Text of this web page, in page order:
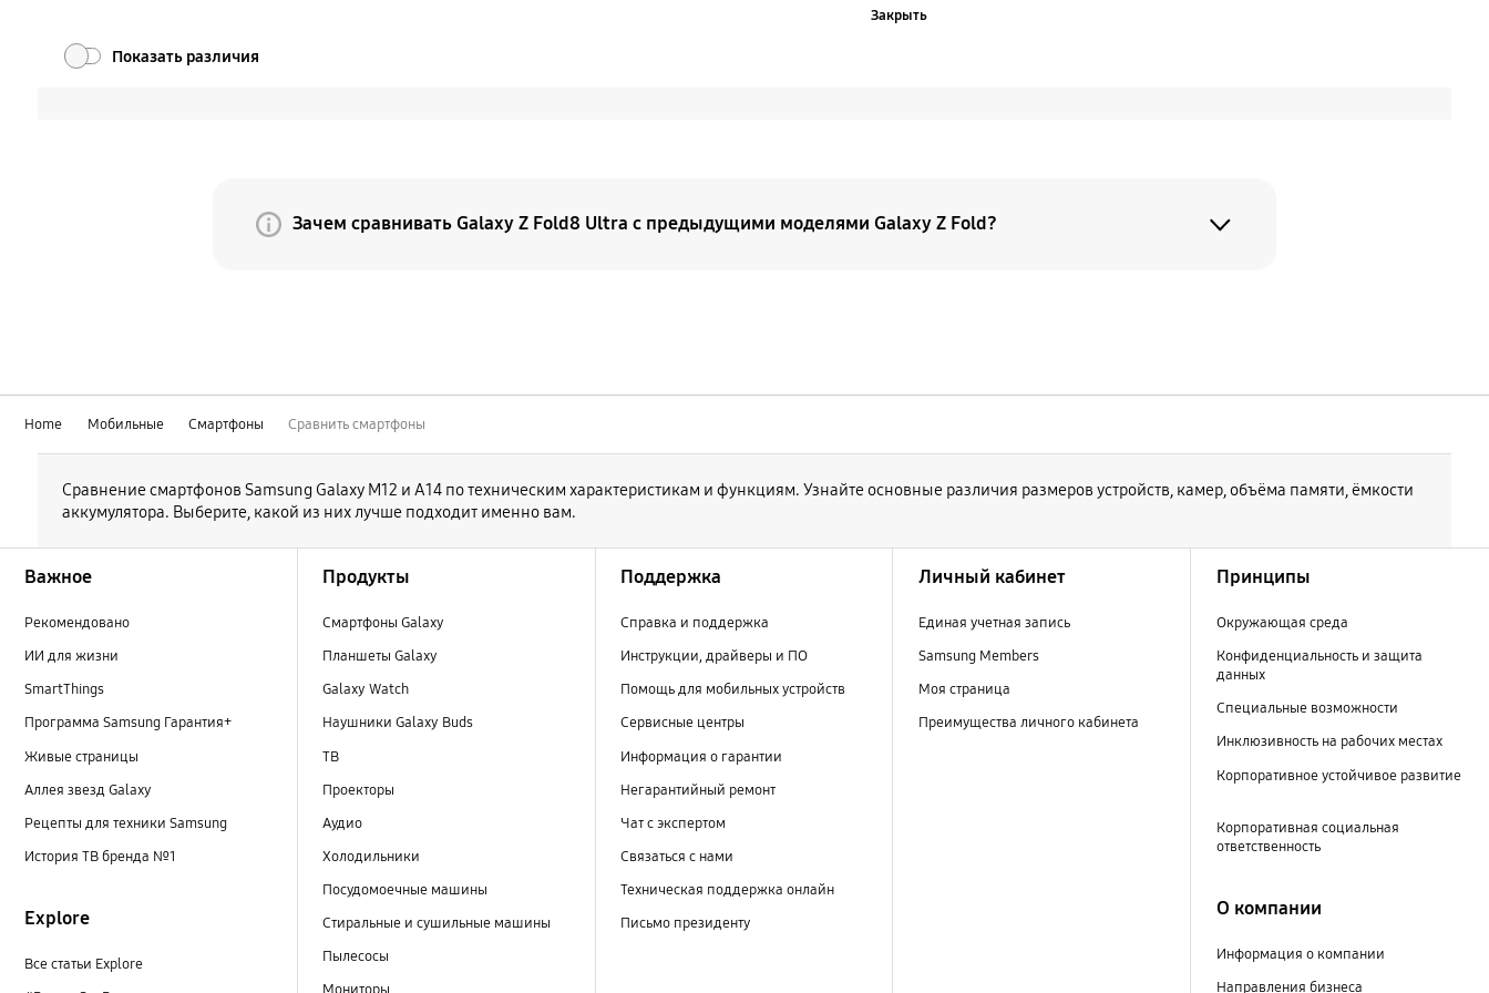
Закрыть
Показать различия
Зачем сравнивать Galaxy Z Fold8 Ultra с предыдущими моделями Galaxy Z Fold?
Home Мобильные Смартфоны Сравнить смартфоны
Сравнение смартфонов Samsung Galaxy М12 и А14 по техническим характеристикам и функциям. Узнайте основные различия размеров устройств, камер, объёма памяти, ёмкости
аккумулятора. Выберите, какой из них лучше подходит именно вам.
Важное
Рекомендовано
ИИ для жизни
SmartThings
Программа Samsung Гарантия+
Живые страницы
Аллея звезд Galaxy
Рецепты для техники Samsung
История ТВ бренда №1
Explore
Все статьи Explore
Продукты
Смартфоны Galaxy
Планшеты Galaxy
Galaxy Watch
Наушники Galaxy Buds
ТВ
Проекторы
Аудио
Холодильники
Посудомоечные машины
Стиральные и сушильные машины
Пылесосы
Поддержка
Справка и поддержка
Инструкции, драйверы и ПО
Помощь для мобильных устройств
Сервисные центры
Информация о гарантии
Негарантийный ремонт
Чат с экспертом
Связаться с нами
Техническая поддержка онлайн
Письмо президенту
Личный кабинет
Единая учетная запись
Samsung Members
Моя страница
Преимущества личного кабинета
Принципы
Окружающая среда
Конфиденциальность и защита
данных
Специальные возможности
Инклюзивность на рабочих местах
Корпоративное устойчивое развитие
Корпоративная социальная
ответственность
О компании
Информация о компании
Направления бизнеса